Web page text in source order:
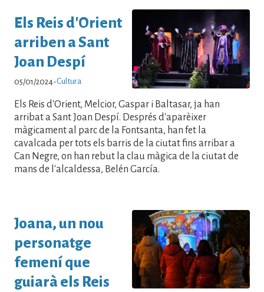
Els Reis d'Orient
arriben a Sant
Joan Despí
05/01/2024-Cultura
Els Reis d'Orient, Melcior, Gaspar i Baltasar, ja han
arribat a Sant Joan Despí. Després d'aparèixer
màgicament al parc de la Fontsanta, han fet la
cavalcada per tots els barris de la ciutat fins arribar a
Can Negre, on han rebut la clau màgica de la ciutat de
mans de l'alcaldessa, Belén García.
Joana, un nou
personatge
femení que
guiarà els Reis